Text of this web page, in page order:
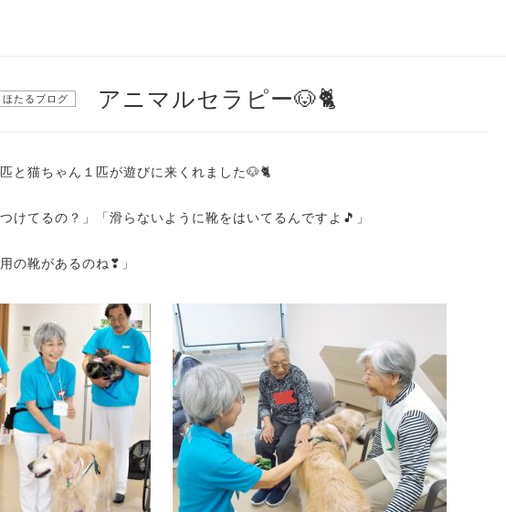
ほたるブログ アニマルセラピー🐶🐈
と猫ちゃん１匹が遊びに来くれました🐶🐈
けてるの？」「滑らないように靴をはいてるんですよ🎵」
の靴があるのね❣」